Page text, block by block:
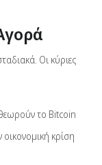
Οι κύριες
το Bitcoin
οικονομική κρίση